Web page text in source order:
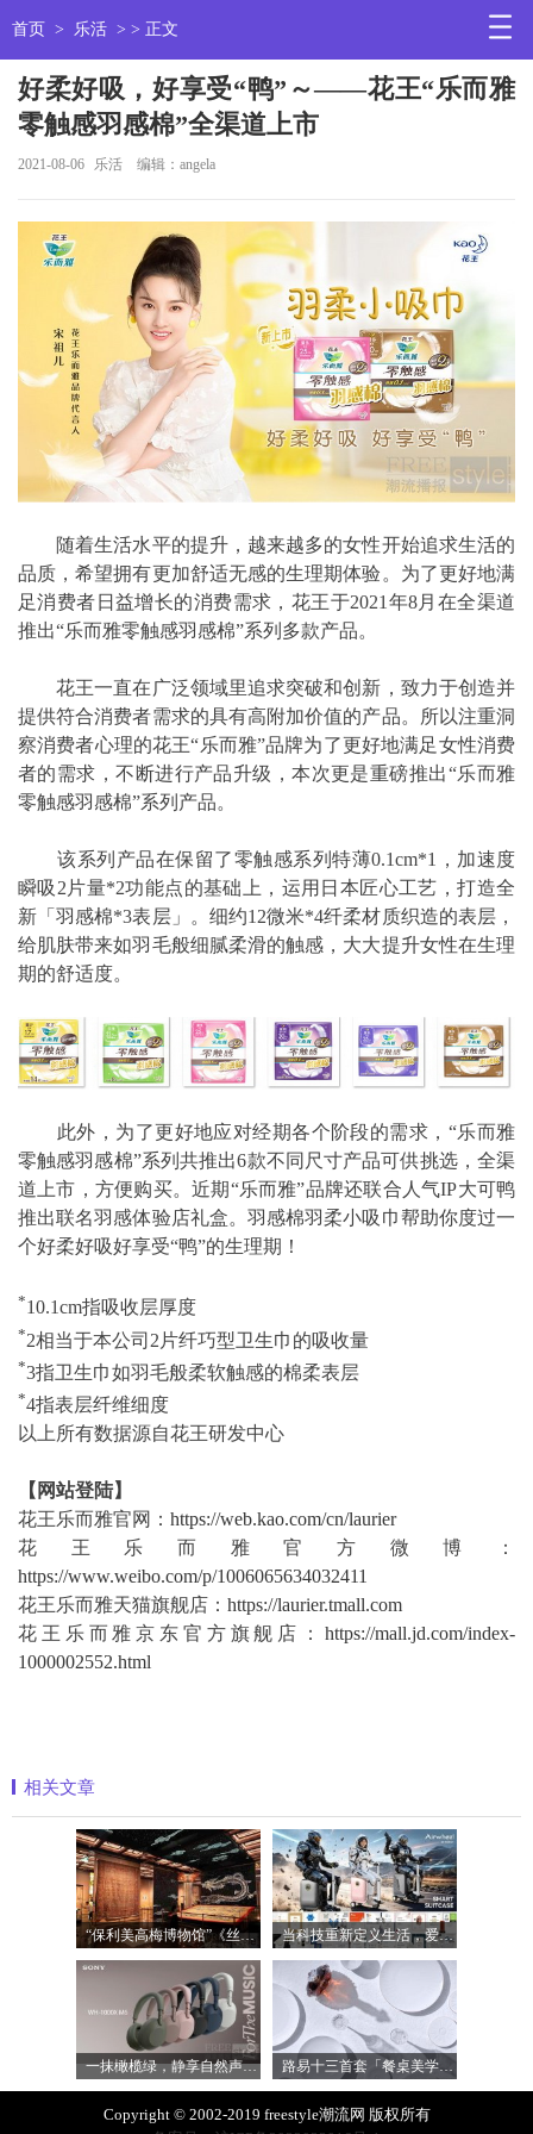
首页 > 乐活 > > 正文
好柔好吸，好享受“鸭”～——花王“乐而雅
零触感羽感棉”全渠道上市
2021-08-06 乐活 编辑：angela
随着生活水平的提升，越来越多的女性开始追求生活的
品质，希望拥有更加舒适无感的生理期体验。为了更好地满
足消费者日益增长的消费需求，花王于2021年8月在全渠道
推出“乐而雅零触感羽感棉”系列多款产品。
花王一直在广泛领域里追求突破和创新，致力于创造并
提供符合消费者需求的具有高附加价值的产品。所以注重洞
察消费者心理的花王“乐而雅”品牌为了更好地满足女性消费
者的需求，不断进行产品升级，本次更是重磅推出“乐而雅
零触感羽感棉”系列产品。
该系列产品在保留了零触感系列特薄0.1cm*1，加速度
瞬吸2片量*2功能点的基础上，运用日本匠心工艺，打造全
新「羽感棉*3表层」。细约12微米*4纤柔材质织造的表层，
给肌肤带来如羽毛般细腻柔滑的触感，大大提升女性在生理
期的舒适度。
此外，为了更好地应对经期各个阶段的需求，“乐而雅
零触感羽感棉”系列共推出6款不同尺寸产品可供挑选，全渠
道上市，方便购买。近期“乐而雅”品牌还联合人气IP大可鸭
推出联名羽感体验店礼盒。羽感棉羽柔小吸巾帮助你度过一
个好柔好吸好享受“鸭”的生理期！
*10.1cm指吸收层厚度
*2相当于本公司2片纤巧型卫生巾的吸收量
*3指卫生巾如羽毛般柔软触感的棉柔表层
*4指表层纤维细度
以上所有数据源自花王研发中心
【网站登陆】
花王乐而雅官网： https://web.kao.com/cn/laurier
花王乐而雅官方微博：
https://www.weibo.com/p/1006065634032411
花王乐而雅天猫旗舰店： https://laurier.tmall.com
花王乐而雅京东官方旗舰店： https://mall.jd.com/index-
1000002552.html
相关文章
“保利美高梅博物馆”《丝路》大展最后 当科技重新定义生活，爱尔威Airwheel正在
一抹橄榄绿，静享自然声 索尼WH-1000XM6橄 路易十三首套「餐桌美学」系列正式揭晓
Copyright © 2002-2019 freestyle潮流网 版权所有